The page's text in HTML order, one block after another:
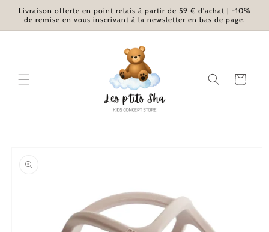
et passer
au
contenu
Livraison offerte en point relais à partir de 59 € d'achat | -10%
de remise en vous inscrivant à la newsletter en bas de page.
Panier
informations
produits